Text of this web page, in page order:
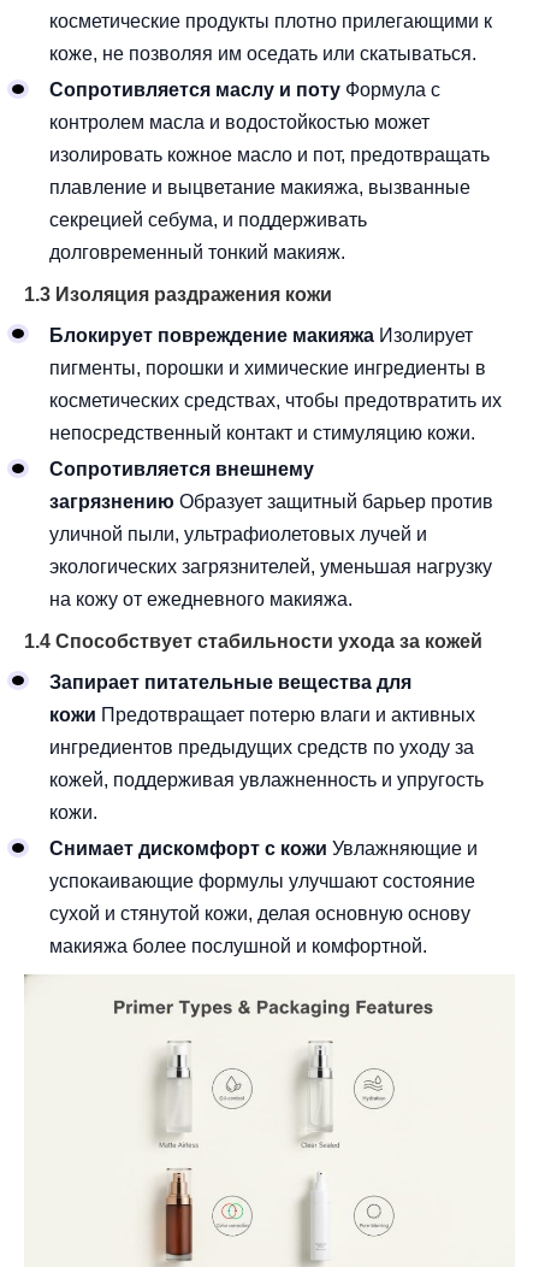
косметические продукты плотно прилегающими к
коже, не позволяя им оседать или скатываться.
Сопротивляется маслу и поту Формула с
контролем масла и водостойкостью может
изолировать кожное масло и пот, предотвращать
плавление и выцветание макияжа, вызванные
секрецией себума, и поддерживать
долговременный тонкий макияж.
1.3 Изоляция раздражения кожи
Блокирует повреждение макияжа Изолирует
пигменты, порошки и химические ингредиенты в
косметических средствах, чтобы предотвратить их
непосредственный контакт и стимуляцию кожи.
Сопротивляется внешнему
загрязнению Образует защитный барьер против
уличной пыли, ультрафиолетовых лучей и
экологических загрязнителей, уменьшая нагрузку
на кожу от ежедневного макияжа.
1.4 Способствует стабильности ухода за кожей
Запирает питательные вещества для
кожи Предотвращает потерю влаги и активных
ингредиентов предыдущих средств по уходу за
кожей, поддерживая увлажненность и упругость
кожи.
Снимает дискомфорт с кожи Увлажняющие и
успокаивающие формулы улучшают состояние
сухой и стянутой кожи, делая основную основу
макияжа более послушной и комфортной.